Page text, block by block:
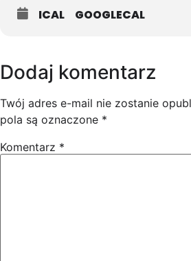
ICAL GOOGLECAL
Dodaj komentarz
Twój adres e-mail nie zostanie
pola są oznaczone *
Komentarz *